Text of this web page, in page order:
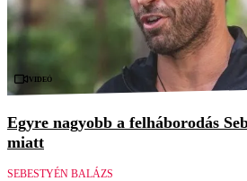
Videó
Egyre nagyobb a felháborodás
miatt
SEBESTYÉN BALÁZS